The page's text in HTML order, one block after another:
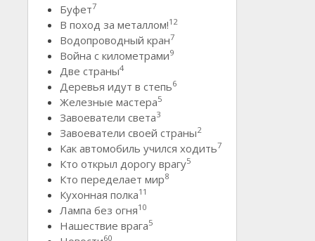
Буфет7
В поход за металлом!12
Водопроводный кран7
Война с километрами9
Две страны4
Деревья идут в степь6
Железные мастера5
Завоеватели света3
Завоеватели своей страны2
Как автомобиль учился ходить7
Кто открыл дорогу врагу5
Кто переделает мир8
Кухонная полка11
Лампа без огня10
Нашествие врага5
60